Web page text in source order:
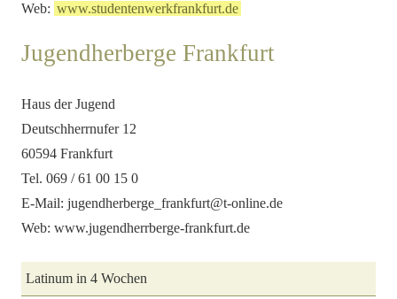
Web: www.studentenwerkfrankfurt.de
Jugendherberge Frankfurt
Haus der Jugend
Deutschherrnufer 12
60594 Frankfurt
Tel. 069 / 61 00 15 0
E-Mail: jugendherberge_frankfurt@t-online.de
Web: www.jugendherrberge-frankfurt.de
Latinum in 4 Wochen